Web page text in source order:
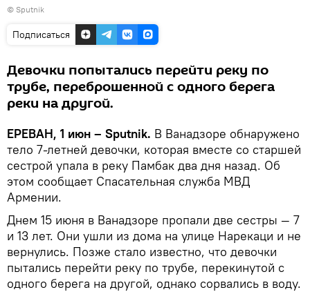
© Sputnik
Подписаться
Девочки попытались перейти реку по
трубе, переброшенной с одного берега
реки на другой.
ЕРЕВАН, 1 июн – Sputnik. В Ванадзоре обнаружено
тело 7-летней девочки, которая вместе со старшей
сестрой упала в реку Памбак два дня назад. Об
этом сообщает Спасательная служба МВД
Армении.
Днем 15 июня в Ванадзоре пропали две сестры — 7
и 13 лет. Они ушли из дома на улице Нарекаци и не
вернулись. Позже стало известно, что девочки
пытались перейти реку по трубе, перекинутой с
одного берега на другой, однако сорвались в воду.